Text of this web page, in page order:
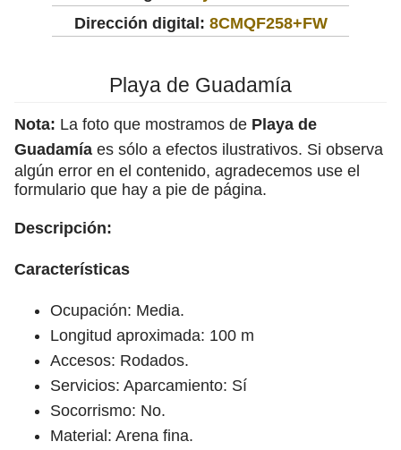
Dirección digital: 8CMQF258+FW
Playa de Guadamía
Nota: La foto que mostramos de Playa de
Guadamía es sólo a efectos ilustrativos. Si observa
algún error en el contenido, agradecemos use el
formulario que hay a pie de página.
Descripción:
Características
Ocupación: Media.
Longitud aproximada: 100 m
Accesos: Rodados.
Servicios: Aparcamiento: Sí
Socorrismo: No.
Material: Arena fina.